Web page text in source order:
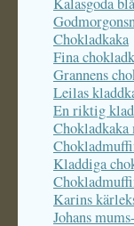
Chokladkaka
Fina
Grannens
Leilas
En riktig
Kladdiga
Karins
Johans